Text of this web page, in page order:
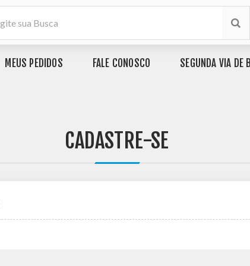
MEUS PEDIDOS FALE CONOSCO SEGUNDA VIA DE
CADASTRE-SE